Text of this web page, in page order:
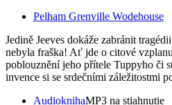
Pelham Grenville Wodehouse
Jedině Jeeves dokáže zabránit
nebyla fraška! Ať jde o citové
poblouznění jeho přítele Tuppyho či
invence si se srdečními záležitostmi
AudioknihaMP3 na stiahnutie